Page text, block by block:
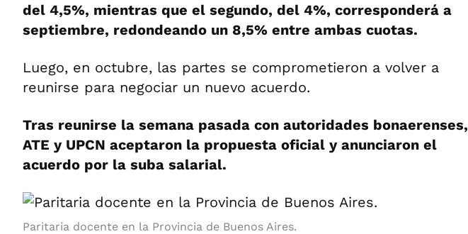
del 4,5%, mientras que el segundo, del 4%, corresponderá a
septiembre, redondeando un 8,5% entre ambas cuotas.
Luego, en octubre, las partes se comprometieron a volver a
reunirse para negociar un nuevo acuerdo.
Tras reunirse la semana pasada con autoridades bonaerenses,
ATE y UPCN aceptaron la propuesta oficial y anunciaron el
acuerdo por la suba salarial.
Paritaria docente en la Provincia de Buenos Aires.